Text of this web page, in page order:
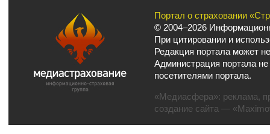
Портал о страховании
© 2004–2026
При цитировании и
Редакция портала может
Администрация портала
посетителями портала.
«Медиасфера»: реклама,
создание сайта —